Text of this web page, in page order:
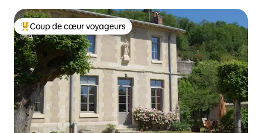
Coups de cœur voyageurs les plus appréciés
Coup de cœur voyageurs